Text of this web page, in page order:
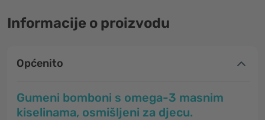
Informacije o proizvodu
Općenito
Gumeni bomboni s omega-3 masnim
kiselinama, osmišljeni za djecu.